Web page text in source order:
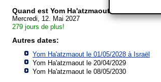
Quand est Yom Ha'atzmaout?
Mercredi, 12. Mai 2027
279 jours de plus!
Autres dates:
Yom Ha'atzmaout le 01/05/2028 à Israël
Yom Ha'atzmaout le 20/04/2029
Yom Ha'atzmaout le 08/05/2030